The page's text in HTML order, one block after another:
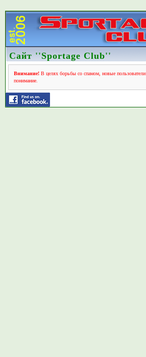
Сайт ''Sportage Club''
Внимание!В целях борьбы со спамом, новые пользователи
понимание.